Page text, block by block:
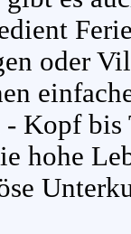
oder
Kopf bis
hohe